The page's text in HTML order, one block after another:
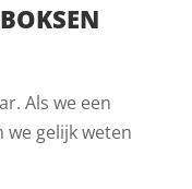
Als we een
we gelijk weten